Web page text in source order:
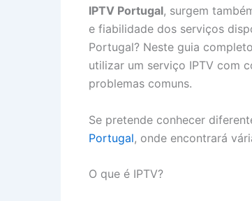
IPTV Portugal, surgem
e fiabilidade dos serviços
Portugal? Neste guia
utilizar um serviço IPTV com
problemas comuns.
Se pretende conhecer
Portugal, onde encontrará
O que é IPTV?